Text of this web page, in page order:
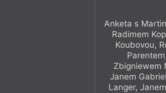
Anketa s
Radimem
Koubovou,
Zbigniewem
Janem
Langer,